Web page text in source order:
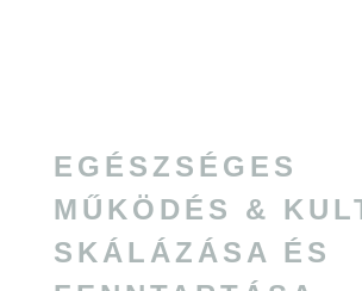
EGÉSZSÉGES
MŰKÖDÉS &
SKÁLÁZÁSA ÉS